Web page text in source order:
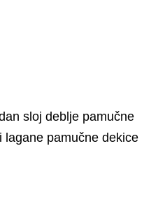
sloj deblje pamučne
lagane pamučne dekice